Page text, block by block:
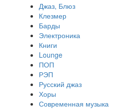
Джаз, Блюз
Клезмер
Барды
Электроника
Книги
Lounge
ПОП
РЭП
Русский джаз
Хоры
Современная музыка